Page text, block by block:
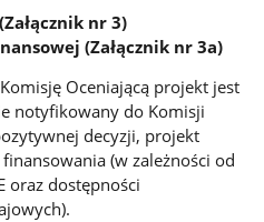
nr 3)
(Załącznik nr 3a)
Oceniającą projekt jest
notyfikowany do Komisji
decyzji, projekt
(w zależności od
oraz dostępności